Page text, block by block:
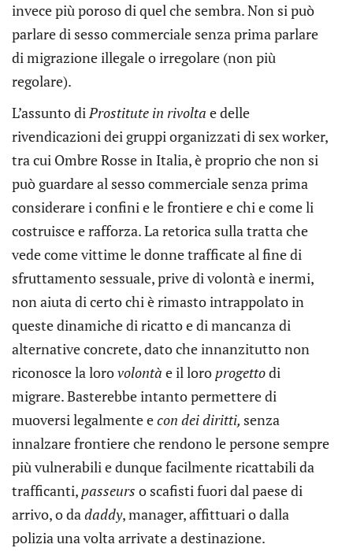
invece più poroso di quel che sembra. Non si può
parlare di sesso commerciale senza prima parlare
di migrazione illegale o irregolare (non più
regolare).
L’assunto diProstitute in rivolta e delle
rivendicazioni dei gruppi organizzati di sex worker,
tra cui Ombre Rosse in Italia, è proprio che non si
può guardare al sesso commerciale senza prima
considerare i confini e le frontiere e chi e come li
costruisce e rafforza. La retorica sulla tratta che
vede come vittime le donne trafficate al fine di
sfruttamento sessuale, prive di volontà e inermi,
non aiuta di certo chi è rimasto intrappolato in
queste dinamiche di ricatto e di mancanza di
alternative concrete, dato che innanzitutto non
riconosce la lorovolontà e il loro progettodi
migrare. Basterebbe intanto permettere di
muoversi legalmente econ dei diritti, senza
innalzare frontiere che rendono le persone sempre
più vulnerabili e dunque facilmente ricattabili da
trafficanti, passeurs o scafisti fuori dal paese di
arrivo, o dadaddy, manager, affittuari o dalla
polizia una volta arrivate a destinazione.